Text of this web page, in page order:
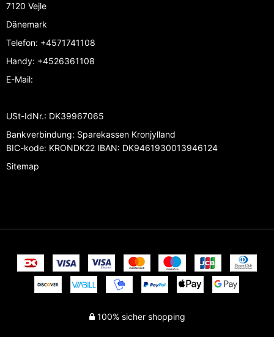
7120 Vejle
Dänemark
Telefon: +4571741108
Handy: +4526361108
E-Mail:
USt-IdNr.: DK39967065
Bankverbindung: Sparekassen Kronjylland
BIC-kode: KRONDK22 IBAN: DK9461930013946124
Sitemap
100% sicher shopping